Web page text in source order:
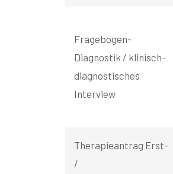
Fragebogen-
Diagnostik / klinisch-
diagnostisches
Interview
Therapieantrag Erst-
/